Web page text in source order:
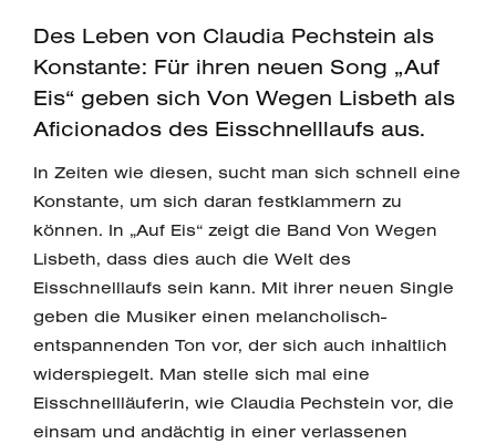
Des Leben von Claudia Pechstein als
Konstante: Für ihren neuen Song „Auf
Eis“ geben sich Von Wegen Lisbeth als
Aficionados des Eisschnelllaufs aus.
In Zeiten wie diesen, sucht man sich schnell eine
Konstante, um sich daran festklammern zu
können. In „Auf Eis“ zeigt die Band Von Wegen
Lisbeth, dass dies auch die Welt des
Eisschnelllaufs sein kann. Mit ihrer neuen Single
geben die Musiker einen melancholisch-
entspannenden Ton vor, der sich auch inhaltlich
widerspiegelt. Man stelle sich mal eine
Eisschnellläuferin, wie Claudia Pechstein vor, die
einsam und andächtig in einer verlassenen